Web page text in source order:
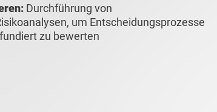
Durchführung von
um Entscheidungsprozesse
zu bewerten